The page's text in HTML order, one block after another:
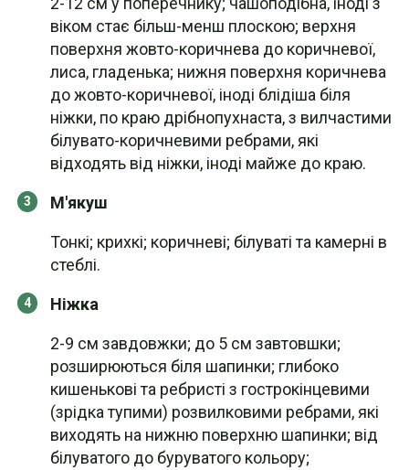
віком стає більш-менш плоскою; верхня
поверхня жовто-коричнева до коричневої,
лиса, гладенька; нижня поверхня коричнева
до жовто-коричневої, іноді блідіша біля
ніжки, по краю дрібнопухнаста, з вилчастими
білувато-коричневими ребрами, які
відходять від ніжки, іноді майже до краю.
М'якуш
Тонкі; крихкі; коричневі; білуваті та камерні в
стеблі.
Ніжка
2-9 см завдовжки; до 5 см завтовшки;
розширюються біля шапинки; глибоко
кишенькові та ребристі з гострокінцевими
(зрідка тупими) розвилковими ребрами, які
виходять на нижню поверхню шапинки; від
білуватого до буруватого кольору;